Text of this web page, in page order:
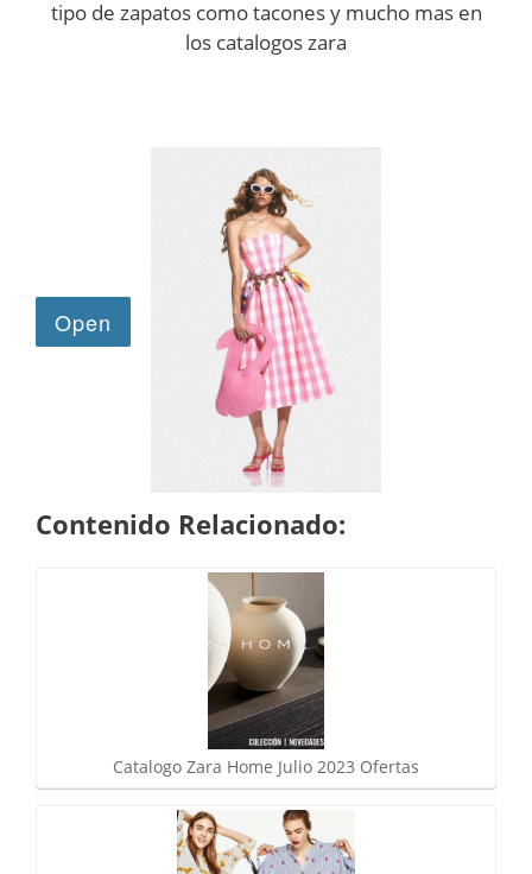
tipo de zapatos como tacones y mucho mas en
los catalogos zara
Contenido Relacionado:
Catalogo Zara Home Julio 2023 Ofertas